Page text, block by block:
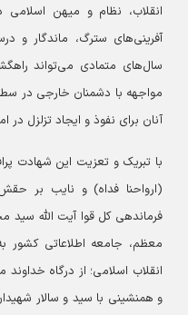
انقلاب، نظام و میهن اسلامی
آفرینی‌های سترگ، ماندگار و
سال‌های متمادی می‌تواند
مواجهه با دشمنان خارجی در
آنان برای نفوذ و ایجاد تزلزل در
با تبریک و تعزیت این شهادت
(ارواحنا فداه) و نایب بر حقش
فرماندهی کل قوا آیت الله سید
معظم، جامعه اطلاعاتی کشور
انقلاب اسلامی؛ از درگاه خداوند
و همنشینی با سید و سالار